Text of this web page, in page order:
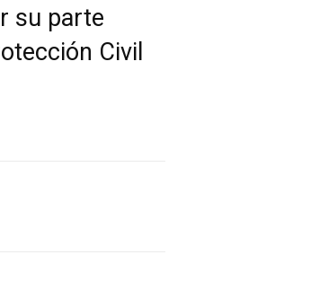
su parte
Civil